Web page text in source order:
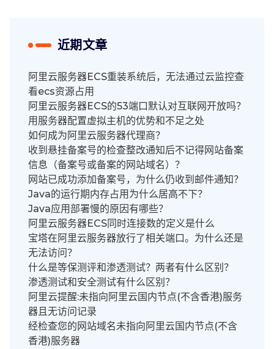
近期文章
阿里云服务器ECS重装系统后，无法通过云监控查
看ecs资源占用
阿里云服务器ECS的53端口默认对互联网开放吗？
用服务器配置虚拟主机的优势和不足之处
如何成为阿里云服务器代理商？
收到悬挂备案号的检查整改通知后不记得网站备案
信息（备案号或备案的网站域名）？
网站已成功添加备案号，为什么仍收到邮件通知？
Java的运行期内存占用为什么居高不下？
Java应用部署慢的原因有哪些？
阿里云服务器ECS同时连接数的定义是什么
宝塔在阿里云服务器放行了相关端口。为什么还是
无法访问？
什么是等保测评和渗透测试？两者有什么区别？
渗透测试和安全测试有什么区别？
阿里云提醒:未指向阿里云国内节点(不含香港)服务
器且无访问记录
经检查您的网站域名未指向阿里云国内节点(不含
香港)服务器